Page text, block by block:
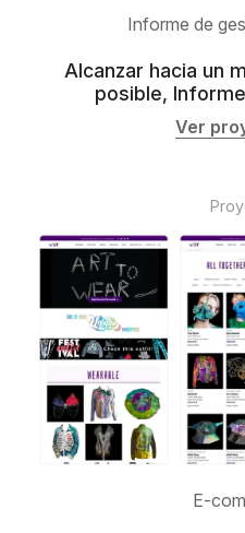
Informe de
Alcanzar hacia un
posible,
Ver
E-